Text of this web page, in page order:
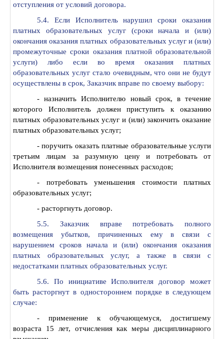
отступления от условий договора.
5.4. Если Исполнитель нарушил сроки оказания
платных образовательных услуг (сроки начала и (или)
окончания оказания платных образовательных услуг и (или)
промежуточные сроки оказания платной образовательной
услуги) либо если во время оказания платных
образовательных услуг стало очевидным, что они не будут
осуществлены в срок, Заказчик вправе по своему выбору:
- назначить Исполнителю новый срок, в течение
которого Исполнитель должен приступить к оказанию
платных образовательных услуг и (или) закончить оказание
платных образовательных услуг;
- поручить оказать платные образовательные услуги
третьим лицам за разумную цену и потребовать от
Исполнителя возмещения понесенных расходов;
- потребовать уменьшения стоимости платных
образовательных услуг;
- расторгнуть договор.
5.5. Заказчик вправе потребовать полного
возмещения убытков, причиненных ему в связи с
нарушением сроков начала и (или) окончания оказания
платных образовательных услуг, а также в связи с
недостатками платных образовательных услуг.
5.6. По инициативе Исполнителя договор может
быть расторгнут в одностороннем порядке в следующем
случае:
- применение к обучающемуся, достигшему
возраста 15 лет, отчисления как меры дисциплинарного